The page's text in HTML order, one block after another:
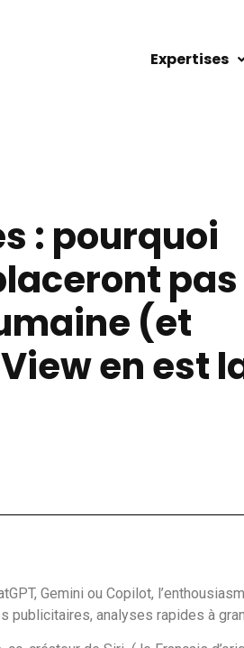
Expertises
: pourquoi
pas
(et
en est
Gemini ou Copilot,
publicitaires, analyses rapides à